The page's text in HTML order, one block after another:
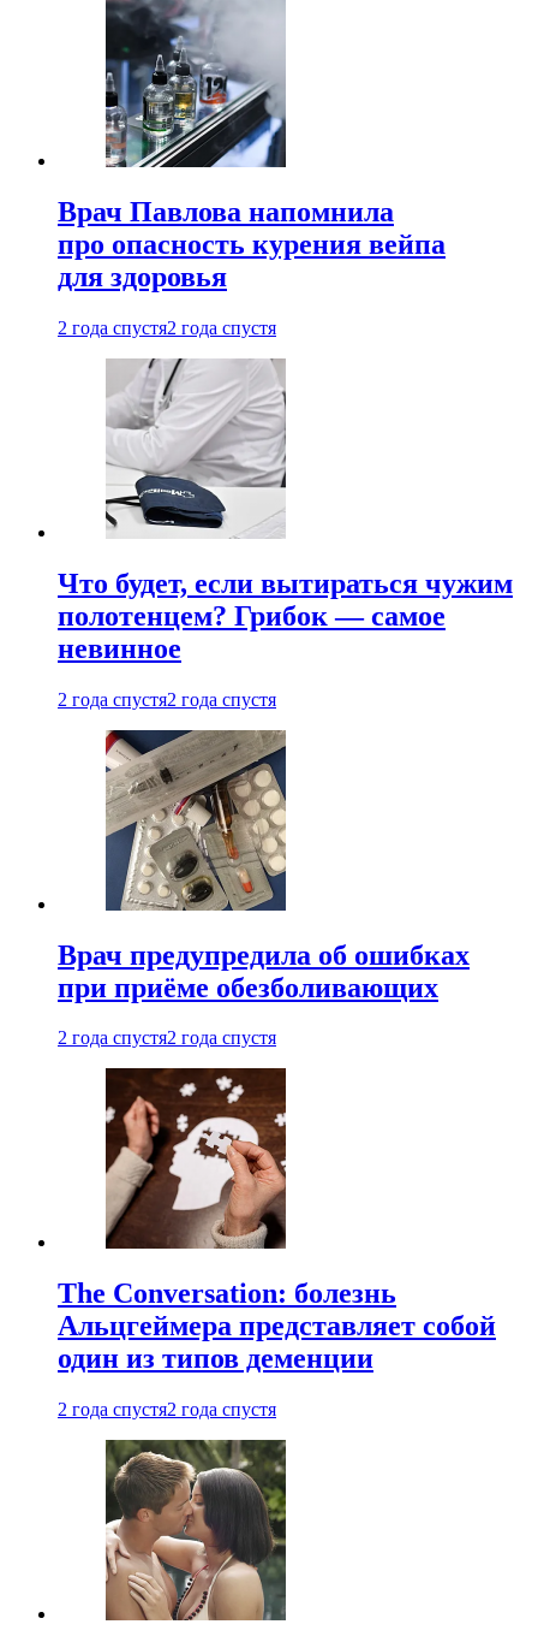
Врач Павлова напомнила
про опасность курения вейпа
для здоровья
2 года спустя2 года спустя
Что будет, если вытираться чужим
полотенцем? Грибок — самое
невинное
2 года спустя2 года спустя
Врач предупредила об ошибках
при приëме обезболивающих
2 года спустя2 года спустя
The Conversation: болезнь
Альцгеймера представляет собой
один из типов деменции
2 года спустя2 года спустя